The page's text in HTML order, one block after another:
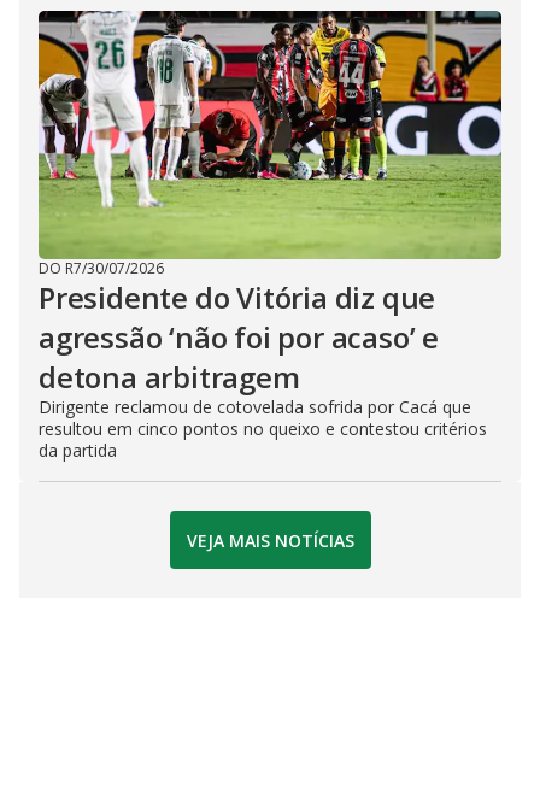
DO R7/30/07/2026
Presidente do Vitória diz que
agressão ‘não foi por acaso’ e
detona arbitragem
Dirigente reclamou de cotovelada sofrida por Cacá que
resultou em cinco pontos no queixo e contestou critérios
da partida
VEJA MAIS NOTÍCIAS